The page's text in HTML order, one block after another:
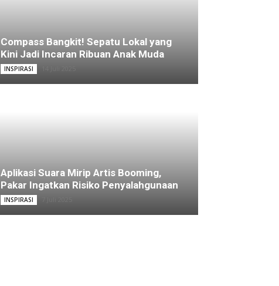
Compass Bangkit! Sepatu Lokal yang
Kini Jadi Incaran Ribuan Anak Muda
INSPIRASI
Aplikasi Suara Mirip Artis Booming,
Pakar Ingatkan Risiko Penyalahgunaan
INSPIRASI